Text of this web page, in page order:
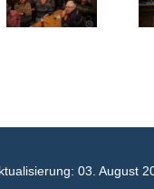
03. August